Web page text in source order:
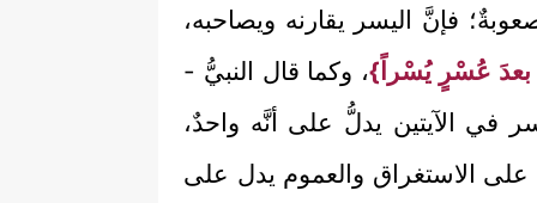
فإنَّ اليسر يقارنه ويصاحبه،
بعدَ عُسْرٍ يُسْراً}، وكما قال النبيُّ -
الآيتين يدلُّ على أنَّه واحدٌ،
على الاستغراق والعموم يدل على